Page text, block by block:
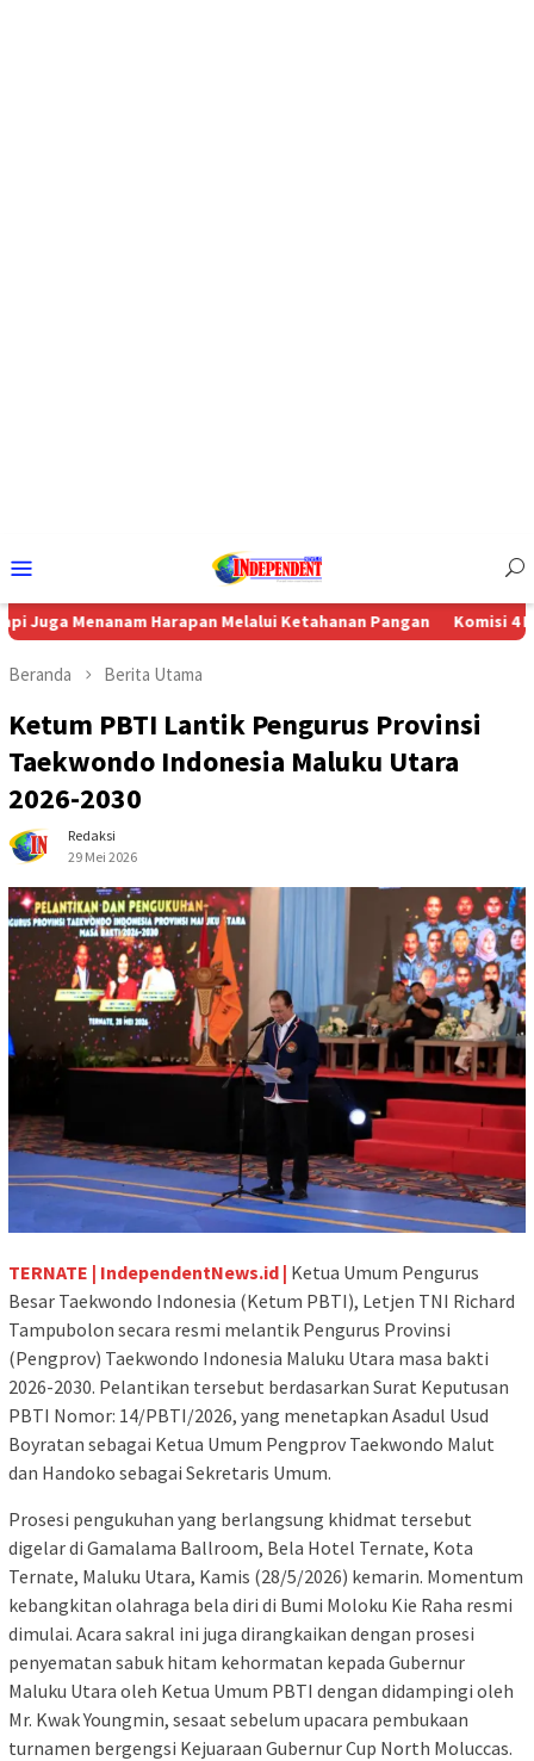
Mobile
Harapan Melalui Ketahanan Pangan Komisi 4 DPRD
Beranda Berita Utama
Ketum PBTI Lantik Pengurus Provinsi
Taekwondo Indonesia Maluku Utara
2026-2030
Redaksi
29 Mei 2026
TERNATE | IndependentNews.id | Ketua Umum Pengurus
Besar Taekwondo Indonesia (Ketum PBTI), Letjen TNI Richard
Tampubolon secara resmi melantik Pengurus Provinsi
(Pengprov) Taekwondo Indonesia Maluku Utara masa bakti
2026-2030. Pelantikan tersebut berdasarkan Surat Keputusan
PBTI Nomor: 14/PBTI/2026, yang menetapkan Asadul Usud
Boyratan sebagai Ketua Umum Pengprov Taekwondo Malut
dan Handoko sebagai Sekretaris Umum.
Prosesi pengukuhan yang berlangsung khidmat tersebut
digelar di Gamalama Ballroom, Bela Hotel Ternate, Kota
Ternate, Maluku Utara, Kamis (28/5/2026) kemarin. Momentum
kebangkitan olahraga bela diri di Bumi Moloku Kie Raha resmi
dimulai. Acara sakral ini juga dirangkaikan dengan prosesi
penyematan sabuk hitam kehormatan kepada Gubernur
Maluku Utara oleh Ketua Umum PBTI dengan didampingi oleh
Mr. Kwak Youngmin, sesaat sebelum upacara pembukaan
turnamen bergengsi Kejuaraan Gubernur Cup North Moluccas.